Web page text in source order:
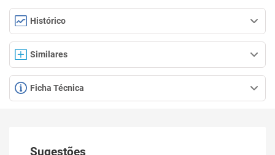
Histórico
Similares
Ficha Técnica
Sugestões